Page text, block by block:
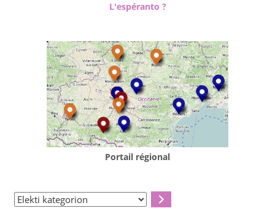
L'espéranto ?
Portail régional
Elekti